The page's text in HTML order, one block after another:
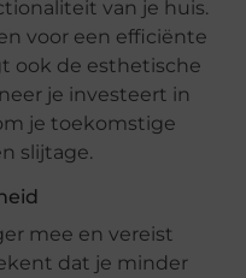
van je huis.
voor een efficiënte
ook de esthetische
je investeert in
je toekomstige
slijtage.
mee en vereist
dat je minder